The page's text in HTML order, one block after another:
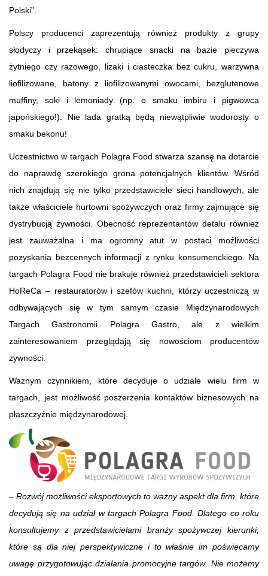
Polski”.
Polscy producenci zaprezentują również produkty z grupy
słodyczy i przekąsek: chrupiące snacki na bazie pieczywa
żytniego czy razowego, lizaki i ciasteczka bez cukru, warzywna
liofilizowane, batony z liofilizowanymi owocami, bezglutenowe
muffiny, soki i lemoniady (np. o smaku imbiru i pigwowca
japońskiego!). Nie lada gratką będą niewątpliwie wodorosty o
smaku bekonu!
Uczestnictwo w targach Polagra Food stwarza szansę na dotarcie
do naprawdę szerokiego grona potencjalnych klientów. Wśród
nich znajdują się nie tylko przedstawiciele sieci handlowych, ale
także właściciele hurtowni spożywczych oraz firmy zajmujące się
dystrybucją żywności. Obecność reprezentantów detalu również
jest zauważalna i ma ogromny atut w postaci możliwości
pozyskania bezcennych informacji z rynku konsumenckiego. Na
targach Polagra Food nie brakuje również przedstawicieli sektora
HoReCa – restauratorów i szefów kuchni, którzy uczestniczą w
odbywających się w tym samym czasie Międzynarodowych
Targach Gastronomii Polagra Gastro, ale z wielkim
zainteresowaniem przeglądają się nowościom producentów
żywności.
Ważnym czynnikiem, które decyduje o udziale wielu firm w
targach, jest możliwość poszerzenia kontaktów biznesowych na
płaszczyźnie międzynarodowej.
– Rozwój możliwości eksportowych to ważny aspekt dla firm, które
decydują się na udział w targach Polagra Food. Dlatego co roku
konsultujemy z przedstawicielami branży spożywczej kierunki,
które są dla niej perspektywiczne i to właśnie im poświęcamy
uwagę przygotowując działania promocyjne targów. Nie możemy